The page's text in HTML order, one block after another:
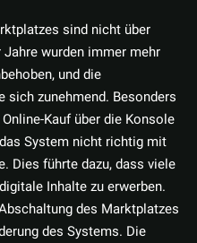
sind nicht über
wurden immer mehr
und die
sich zunehmend. Besonders
Kauf über die Konsole
System nicht richtig mit
Dies führte dazu, dass viele
Inhalte zu erwerben.
des Marktplatzes
des Systems. Die